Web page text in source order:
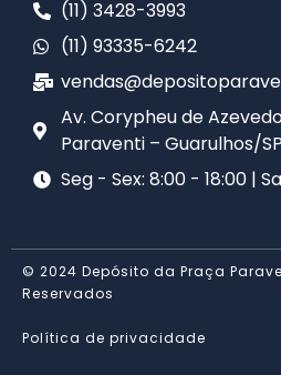
(11) 3428-3993
(11) 93335-6242
Av. Corypheu de
Paraventi – Guarulhos/SP​
Seg - Sex: 8:00 - 18:00 |
© 2024 Depósito da Praça
Reservados
Política de privacidade